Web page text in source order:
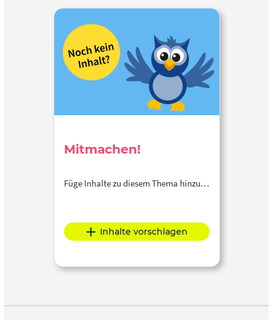
Mitmachen!
Füge Inhalte zu diesem Thema hinzu…
Inhalte vorschlagen